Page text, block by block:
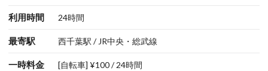
利用時間 24時間
最寄駅 西千葉駅 / JR中央・総武線
一時料金 [自転車] ¥100 / 24時間